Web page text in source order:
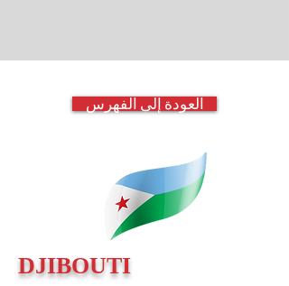
العودة إلى الفهرس
DJIBOUTI